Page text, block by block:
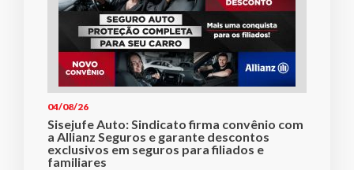
04/08/26
Sisejufe Auto: Sindicato firma convênio com
a Allianz Seguros e garante descontos
exclusivos em seguros para filiados e
familiares